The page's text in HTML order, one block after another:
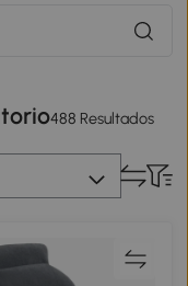
488 Resultados